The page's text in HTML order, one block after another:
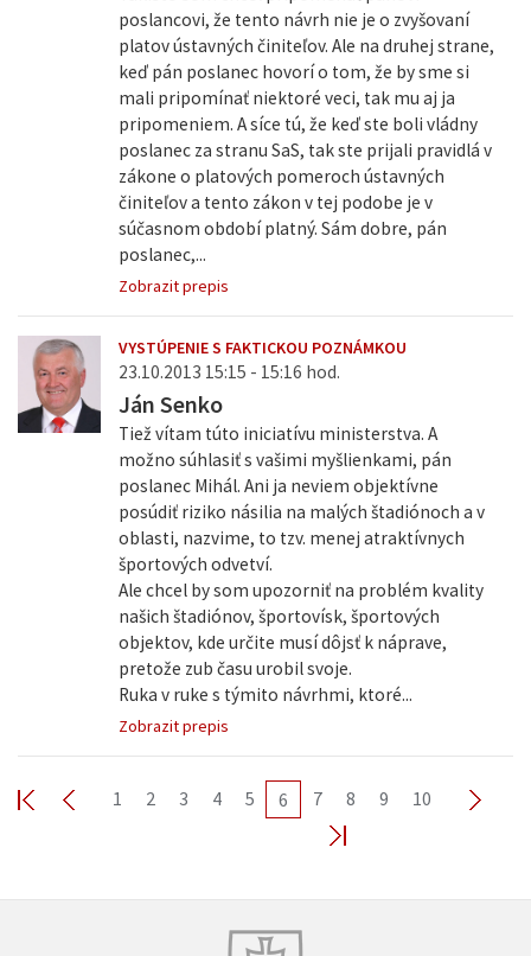
poslancovi, že tento návrh nie je o zvyšovaní
platov ústavných činiteľov. Ale na druhej strane,
keď pán poslanec hovorí o tom, že by sme si
mali pripomínať niektoré veci, tak mu aj ja
pripomeniem. A síce tú, že keď ste boli vládny
poslanec za stranu SaS, tak ste prijali pravidlá v
zákone o platových pomeroch ústavných
činiteľov a tento zákon v tej podobe je v
súčasnom období platný. Sám dobre, pán
poslanec,...
Zobrazit prepis
VYSTÚPENIE S FAKTICKOU POZNÁMKOU
23.10.2013 15:15 - 15:16 hod.
Ján Senko
Tiež vítam túto iniciatívu ministerstva. A
možno súhlasiť s vašimi myšlienkami, pán
poslanec Mihál. Ani ja neviem objektívne
posúdiť riziko násilia na malých štadiónoch a v
oblasti, nazvime, to tzv. menej atraktívnych
športových odvetví.
Ale chcel by som upozorniť na problém kvality
našich štadiónov, športovísk, športových
objektov, kde určite musí dôjsť k náprave,
pretože zub času urobil svoje.
Ruka v ruke s týmito návrhmi, ktoré...
Zobrazit prepis
1 2 3 4 5 6 7 8 9 10